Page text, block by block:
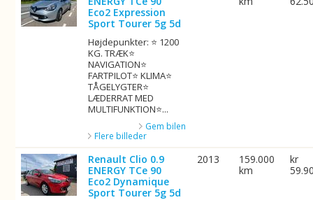
Eco2 Expression
Sport Tourer 5g 5d
Højdepunkter: ⭐ 1200
KG. TRÆK⭐
NAVIGATION⭐
FARTPILOT⭐ KLIMA⭐
TÅGELYGTER⭐
LÆDERRAT MED
MULTIFUNKTION⭐...
Gem bilen
Flere billeder
Renault Clio 0.9
ENERGY TCe 90
Eco2 Dynamique
Sport Tourer 5g 5d
2013
159.000
km
kr